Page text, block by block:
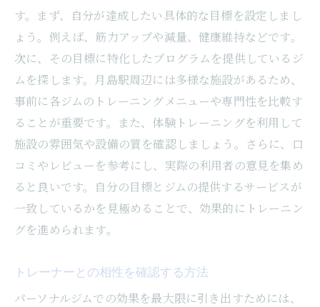
自宅でのセルフトレーニングを組み合わせ
る
進捗を記録しモチベーションを維持する
目標達成までのスケジュールを立てる
月島駅周辺で自分に合ったパーソナルジムを見
つけるには
アクセスの良さを重視するメリット
見学や体験レッスンを利用する
周辺のジムの特色を比較する
友人や知人の評判を参考にする
す。まず、自分が達成したい具体的な目標を設定しまし
ょう。例えば、筋力アップや減量、健康維持などです。
次に、その目標に特化したプログラムを提供しているジ
ムを探します。月島駅周辺には多様な施設があるため、
事前に各ジムのトレーニングメニューや専門性を比較す
ることが重要です。また、体験トレーニングを利用して
施設の雰囲気や設備の質を確認しましょう。さらに、口
コミやレビューを参考にし、実際の利用者の意見を集め
ると良いです。自分の目標とジムの提供するサービスが
一致しているかを見極めることで、効果的にトレーニン
グを進められます。
トレーナーとの相性を確認する方法
パーソナルジムでの効果を最大限に引き出すためには、